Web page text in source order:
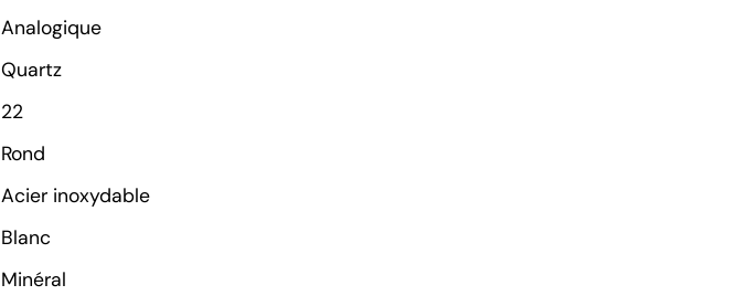
Analogique
Quartz
22
Rond
Acier inoxydable
Blanc
Minéral